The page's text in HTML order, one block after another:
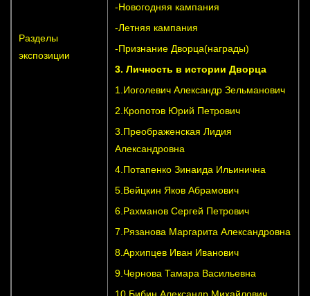
Разделы
экспозиции
-Новогодняя кампания
-Летняя кампания
-Признание Дворца(награды)
3. Личность в истории Дворца
1.Иоголевич Александр Зельманович
2.Кропотов Юрий Петрович
3.Преображенская Лидия
Александровна
4.Потапенко Зинаида Ильинична
5.Вейцкин Яков Абрамович
6.Рахманов Сергей Петрович
7.Рязанова Маргарита Александровна
8.Архипцев Иван Иванович
9.Чернова Тамара Васильевна